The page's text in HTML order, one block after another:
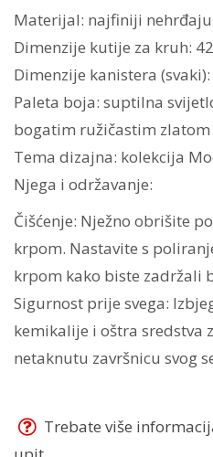
Materijal: najfiniji
Dimenzije kutije za kruh:
Dimenzije kanistera
Paleta boja: suptilna
bogatim ružičastim zlatom
Tema dizajna: kolekcija
Njega i održavanje:
Čišćenje: Nježno obrišite
krpom. Nastavite s
krpom kako biste zadržali
Sigurnost prije svega:
kemikalije i oštra sredstva
netaknutu završnicu svog
Trebate više